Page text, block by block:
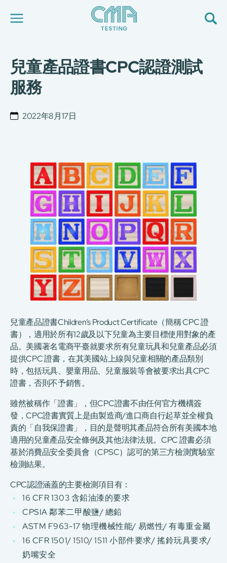
關於我們
我們的服務
最新消息
環球支援
工廠服務預約
EN
日
繁
兒童產品證書CPC認證測試
服務
2022年8月17日
兒童產品證書Children’s Product Certificate（簡稱 CPC 證
書），適用於所有12歲及以下兒童為主要目標使用對象的產
品。美國著名電商平臺就要求所有兒童玩具和兒童產品必須
提供CPC 證書，在其美國站上線與兒童相關的產品類別
時，包括玩具、嬰童用品、兒童服裝等會被要求出具CPC
證書，否則不予銷售。
雖然被稱作「證書」，但CPC證書不由任何官方機構簽
發，CPC證書實質上是由製造商/進口商自行起草並全權負
責的「自我保證書」，目的是聲明其產品符合所有美國本地
適用的兒童產品安全條例及其他法律法規。CPC 證書必須
基於消費品安全委員會（CPSC）認可的第三方檢測實驗室
檢測結果。
CPC認證涵蓋的主要檢測項目有：
16 CFR 1303 含鉛油漆的要求
CPSIA 鄰苯二甲酸鹽/ 總鉛
ASTM F963-17 物理機械性能/ 易燃性/ 有毒重金屬
16 CFR 1501/ 1510/ 1511 小部件要求/ 搖鈴玩具要求/
奶嘴安全